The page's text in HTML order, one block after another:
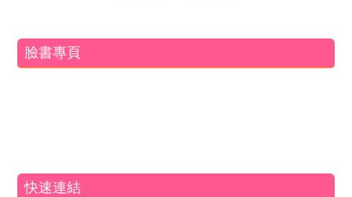
臉書專頁
快速連結